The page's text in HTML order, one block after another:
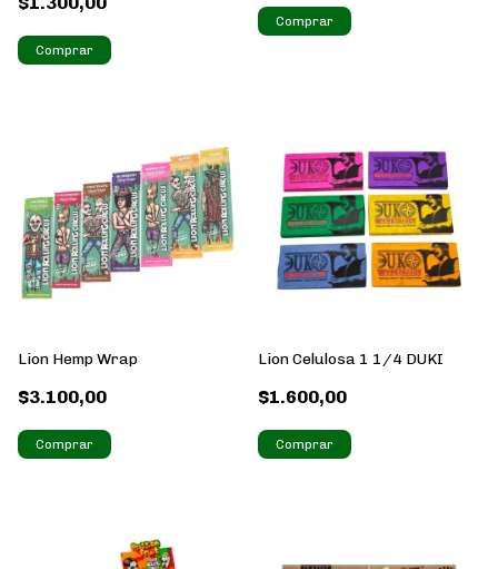
Lion Hemp Wrap
$3.100,00
Comprar
Lion Celulosa 1 1/4 DUKI
$1.600,00